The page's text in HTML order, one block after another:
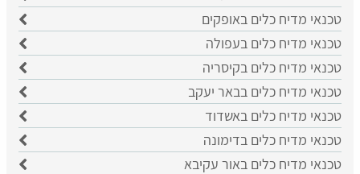
טכנאי מדיח כלים באופקים
טכנאי מדיח כלים בעפולה
טכנאי מדיח כלים בקיסריה
טכנאי מדיח כלים בבאר יעקב
טכנאי מדיח כלים באשדוד
טכנאי מדיח כלים בדימונה
טכנאי מדיח כלים באור עקיבא